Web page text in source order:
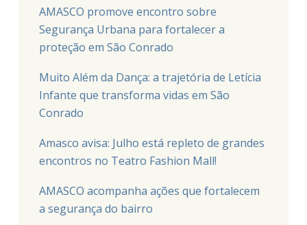
AMASCO promove encontro sobre
Segurança Urbana para fortalecer a
proteção em São Conrado
Muito Além da Dança: a trajetória de Letícia
Infante que transforma vidas em São
Conrado
Amasco avisa: Julho está repleto de grandes
encontros no Teatro Fashion Mall!
AMASCO acompanha ações que fortalecem
a segurança do bairro